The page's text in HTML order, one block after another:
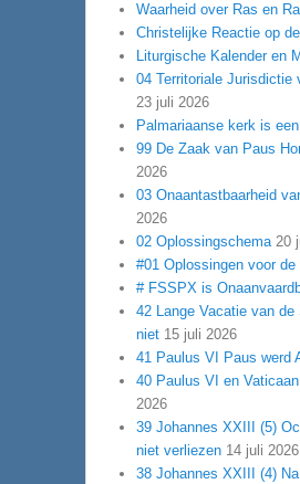
Waarheid over Ras en
Christelijke Reactie op
Liturgische Kalender en
04 Territoriale Jurisdictie
23 juli 2026
Palmariaanse kerk is
99 De Zaak van Paus
2026
03 Onaantastbaarheid
2026
02 Oplossingschema 20
#01 Oplossingen voor
# FSSPX is
42 Lange Vacatie van
niet 15 juli 2026
41 Paulus VI Paus werd
40 Paulus VI en
2026
39 Johannes XXIII (5)
niet verliezen 14 juli 2026
38 Johannes XXIII (4)